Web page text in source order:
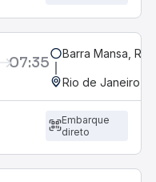
07:35 Barra Mansa, RJ
Rio de Janeiro,
Embarque
direto